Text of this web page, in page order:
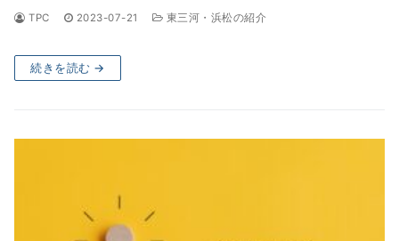
TPC 2023-07-21 東三河・浜松の紹介
続きを読む →